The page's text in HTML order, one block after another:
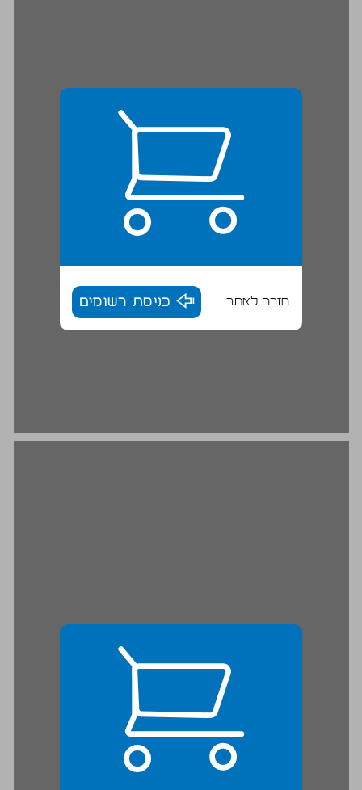
חזרה לאתר כניסת רשומים
נקב־הצצה ... 17